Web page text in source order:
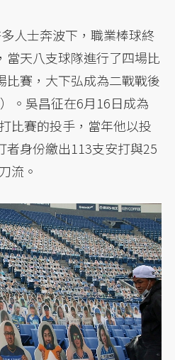
人士奔波下，職業棒球終
當天八支球隊進行了四場比
比賽，大下弘成為二戰戰後
。吳昌征在6月16日成為
比賽的投手，當年他以投
者身份繳出113支安打與25
流。